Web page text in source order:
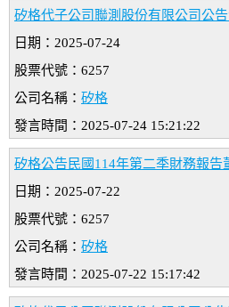
矽格代子公司聯測股份有限公司公
日期：2025-07-24
股票代號：6257
公司名稱： 矽格
發言時間：2025-07-24 15:21:22
矽格公告民國114年第二季財務報告
日期：2025-07-22
股票代號：6257
公司名稱： 矽格
發言時間：2025-07-22 15:17:42